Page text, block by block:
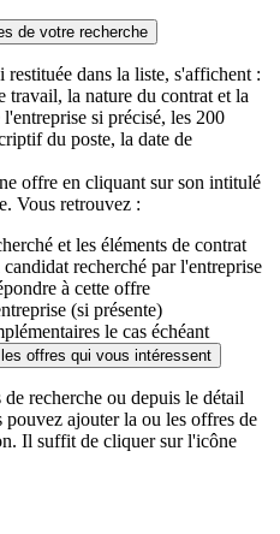
de votre recherche
dans la liste, s'affichent :
travail, la nature du contrat et la
si précisé, les 200
du poste, la date de
offre en cliquant sur son intitulé
Vous retrouvez :
et les éléments de contrat
recherché par l'entreprise
à cette offre
(si présente)
le cas échéant
offres qui vous intéressent
recherche ou depuis le détail
ajouter la ou les offres de
Il suffit de cliquer sur l'icône